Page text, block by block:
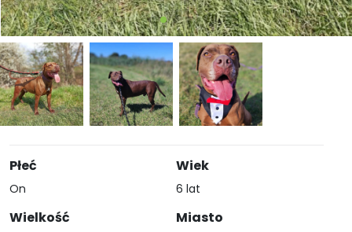
Płeć
On
Wielkość
Wiek
6 lat
Miasto